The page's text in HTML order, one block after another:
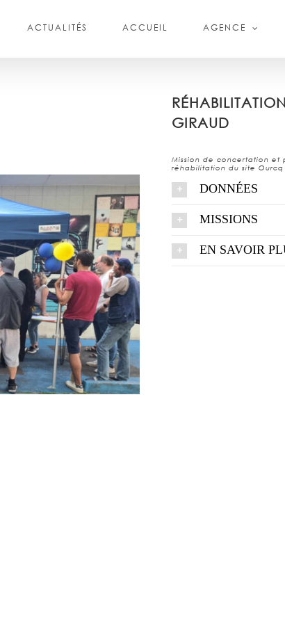
ACTUALITÉS ACCUEIL AGENCE
GIRAUD
Mission de concertation
réhabilitation du site
DONNÉES
MISSIONS
EN SAVOIR